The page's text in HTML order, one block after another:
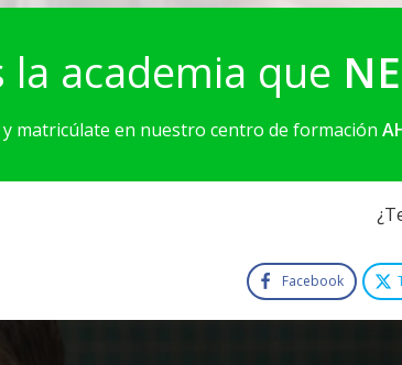
la academia que
y matricúlate en nuestro centro de formación
Facebook